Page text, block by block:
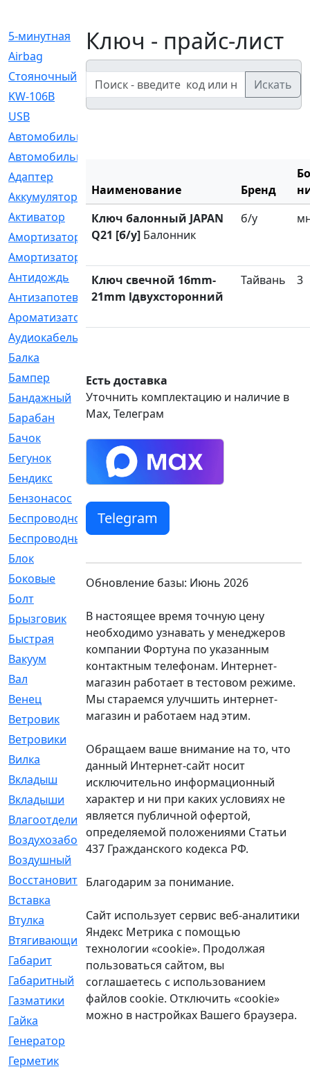
5-минутная
[1]
Airbag
[18]
Cтояночный
[1]
KW-106B
[0]
USB
Автомобильное
Автомобильный
Адаптер
Аккумулятор
[2]
Активатор
[1]
Амортизатор
[608]
Амортизаторы
Антидождь
[1]
Антизапотеватель
[1]
Ароматизатор
Аудиокабель
Балка
Бампер
[137]
Бандажный
[6]
Барабан
[5]
Бачок
[40]
Бегунок
[21]
Бендикс
[26]
Бензонасос
[17]
Беспроводное
[2]
Беспроводные
[1]
Блок
[81]
Боковые
[4]
Болт
Брызговик
[77]
Быстрая
[2]
Вакуум
Вал
[194]
Венец
[16]
Ветровик
[132]
Ветровики
Вилка
[15]
Вкладыш
[41]
Вкладыши
[1131]
Влагоотделитель
[2]
Воздухозаборник
[2]
Воздушный
[1]
Восстановительный
[1]
Вставка
Втулка
[1875]
Втягивающий
[22]
Габарит
[286]
Габаритный
[6]
Газматики
[117]
Гайка
[104]
Генератор
Герметик
Ключ - прайс-лист
Искать
Наименование Бренд
Ключ балонный JAPAN
Q21 [б/у] Балонник
б/у
Ключ свечной 16mm-
21mm lдвухсторонний
Тайвань 3
Есть доставка
Уточнить комплектацию и наличие в
Max, Телеграм
Telegram
Обновление базы: Июнь 2026
В настоящее время точную цену
необходимо узнавать у менеджеров
компании Фортуна по указанным
контактным телефонам. Интернет-
магазин работает в тестовом режиме.
Мы стараемся улучшить интернет-
магазин и работаем над этим.
Обращаем ваше внимание на то, что
данный Интернет-сайт носит
исключительно информационный
характер и ни при каких условиях не
является публичной офертой,
определяемой положениями Статьи
437 Гражданского кодекса РФ.
Благодарим за понимание.
Сайт использует сервис веб-аналитики
Яндекс Метрика с помощью
технологии «cookie». Продолжая
пользоваться сайтом, вы
соглашаетесь с использованием
файлов cookie. Отключить «cookie»
можно в настройках Вашего браузера.